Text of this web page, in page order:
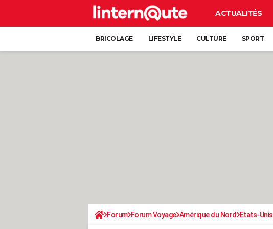
ACTUALITÉS
BRICOLAGE LIFESTYLE CULTURE SPORT
Forum Forum Voyage Amérique du Nord Etats-Unis